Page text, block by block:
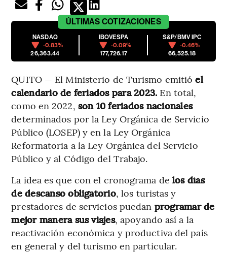
ÚLTIMAS COTIZACIONES
NASDAQ
-0.83%
26,363.44
IBOVESPA
-0.09%
177,726.17
S&P/BMV IPC
-0.46%
66,525.18
QUITO — El Ministerio de Turismo emitióel
calendario de feriados para 2023. En total,
como en 2022, son 10 feriados nacionales
determinados por la Ley Orgánica de Servicio
Público (LOSEP) y en la Ley Orgánica
Reformatoria a la Ley Orgánica del Servicio
Público y al Código del Trabajo.
La idea es que con el cronograma de los días
de descanso obligatorio, los turistas y
prestadores de servicios puedan programar de
mejor manera sus viajes, apoyando así a la
reactivación económica y productiva del país
en general y del turismo en particular.